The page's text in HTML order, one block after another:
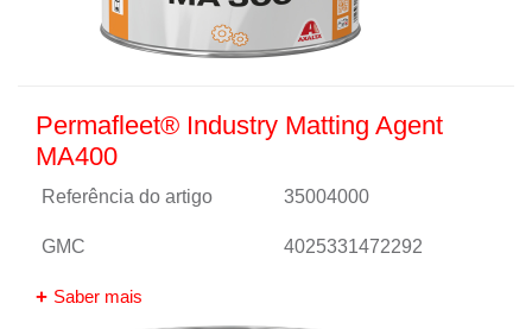
Permafleet® Industry Matting Agent
MA400
Referência do artigo 35004000
GMC 4025331472292
Saber mais